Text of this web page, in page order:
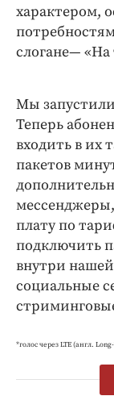
характером,
слогане— «На
Мы
Теперь
входить в их
пакетов
плату по
подключить
внутри
социальные
*голос через LTE (англ.